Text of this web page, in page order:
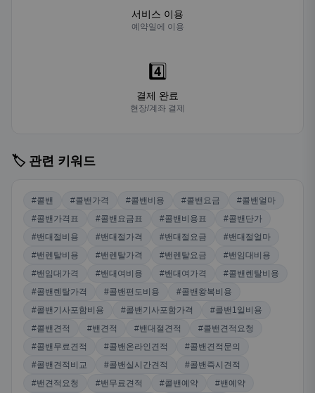
서비스 이용
예약일에 이용
4️⃣
결제 완료
현장/계좌 결제
🏷️ 관련 키워드
#콜밴 #콜밴가격 #콜밴비용 #콜밴요금
#콜밴얼마
#콜밴가격표
#콜밴요금표 #콜밴비용표
#콜밴단가
#밴대절비용
#밴대절가격 #밴대절요금
#밴대절얼마
#밴렌탈비용
#밴렌탈가격 #밴렌탈요금
#밴임대비용
#밴임대가격
#밴대여비용 #밴대여가격
#콜밴렌탈비용
#콜밴렌탈가격
#콜밴편도비용
#콜밴왕복비용
#콜밴기사포함비용
#콜밴기사포함가격
#콜밴1일비용
#콜밴견적
#밴견적 #밴대절견적
#콜밴견적요청
#콜밴무료견적
#콜밴온라인견적
#콜밴견적문의
#콜밴견적비교
#콜밴실시간견적
#콜밴즉시견적
#밴견적요청
#밴무료견적 #콜밴예약
#밴예약